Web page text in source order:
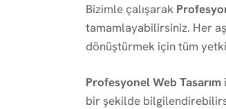
Bizimle çalışarak
tamamlayabilirsiniz. Her
dönüştürmek için tüm
Profesyonel Web Tasarım
bir şekilde